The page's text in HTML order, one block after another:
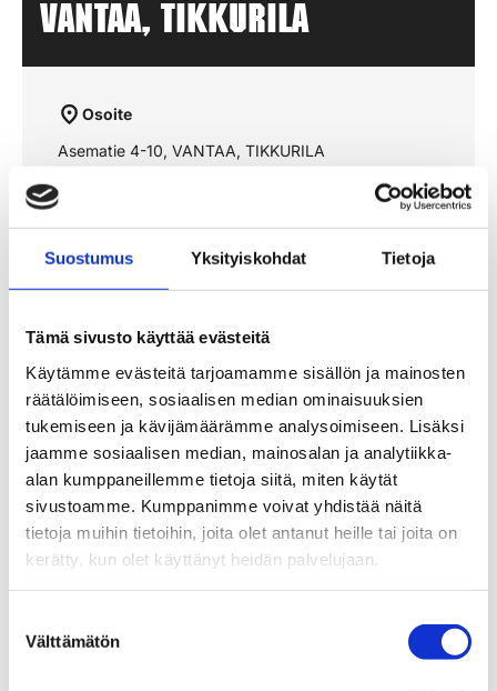
Suostumus Yksityiskohdat Tietoja
Tämä sivusto käyttää evästeitä
Käytämme evästeitä tarjoamamme sisällön ja mainosten
räätälöimiseen, sosiaalisen median ominaisuuksien
tukemiseen ja kävijämäärämme analysoimiseen. Lisäksi
jaamme sosiaalisen median, mainosalan ja analytiikka-
alan kumppaneillemme tietoja siitä, miten käytät
sivustoamme. Kumppanimme voivat yhdistää näitä
tietoja muihin tietoihin, joita olet antanut heille tai joita on
kerätty, kun olet käyttänyt heidän palvelujaan.
valinta
Välttämätön
VANTAA, TIKKURILA
Osoite
Asematie 4-10, VANTAA, TIKKURILA
aukioloajat julkaistaan lähempänä sesonkia
Katso reitti kartalta